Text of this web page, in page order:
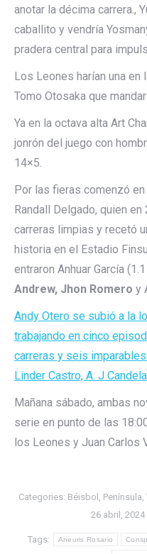
anotar la décima carrera.,
caballito y vendría
pradera central para
Los Leones harían una en
Tomo Otosaka que
Ya en la octava alta Art
jonrón del juego con
14×5.
Por las fieras comenzó
Randall Delgado, quien
carreras limpias y recetó
historia en el Estadio
entraron Anhuar García
Andrew, Jhon Romero y
Andy Otero se subió a la
trabajando en cinco
carreras y seis
Linder Castro, A. J
Mañana sábado, ambas
serie en punto de las
los Leones y Juan Carlos
Categories: Béisbol , Península,
26 abril, 2024
Tags: Aneuris Rosario